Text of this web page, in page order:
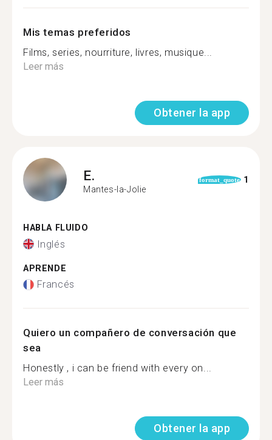
Mis temas preferidos
Films, series, nourriture, livres, musique...
Leer más
Obtener la app
E.
Mantes-la-Jolie
format_quote 1
HABLA FLUIDO
Inglés
APRENDE
Francés
Quiero un compañero de conversación que
sea
Honestly , i can be friend with every on...
Leer más
Obtener la app